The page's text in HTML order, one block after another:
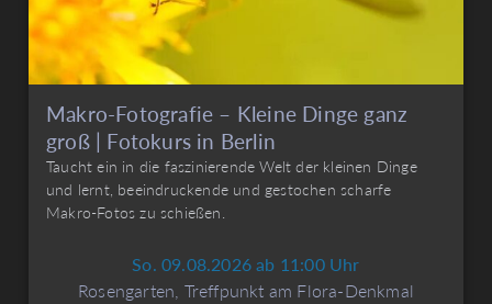
Makro-Fotografie – Kleine Dinge ganz
groß | Fotokurs in Berlin
Taucht ein in die faszinierende Welt der kleinen Dinge
und lernt, beeindruckende und gestochen scharfe
Makro-Fotos zu schießen.
So. 09.08.2026 ab 11:00 Uhr
Rosengarten, Treffpunkt am Flora-Denkmal